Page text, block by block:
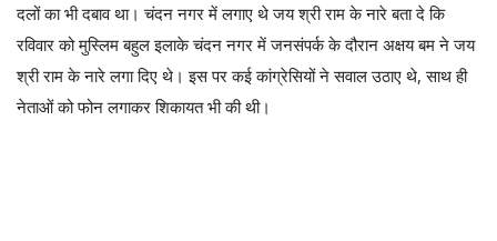
दलों का भी दबाव था। चंदन नगर में लगाए थे जय श्री राम के नारे बता दे कि
रविवार को मुस्लिम बहुल इलाके चंदन नगर में जनसंपर्क के दौरान अक्षय बम ने जय
श्री राम के नारे लगा दिए थे। इस पर कई कांग्रेसियों ने सवाल उठाए थे, साथ ही
नेताओं को फोन लगाकर शिकायत भी की थी।